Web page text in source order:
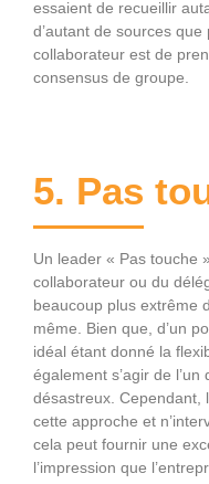
essaient de recueillir
d’autant de sources que
collaborateur est de
consensus de groupe.
5. Pas
Un leader « Pas touche
collaborateur ou du
beaucoup plus extrême
même. Bien que, d’un
idéal étant donné la
également s’agir de
désastreux. Cependant,
cette approche et
cela peut fournir une
l’impression que